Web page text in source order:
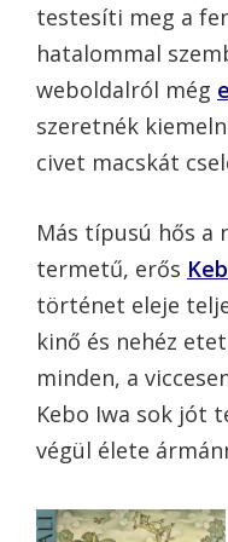
testesíti meg a
hatalommal
weboldalról még
szeretnék
civet macskát
Más típusú hős a
termetű, erős
történet eleje
kinő és nehéz
minden, a
Kebo Iwa sok jót
végül élete